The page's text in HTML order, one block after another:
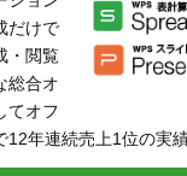
だけで
・閲覧
総合オ
てオフ
12年連続売上1位の実